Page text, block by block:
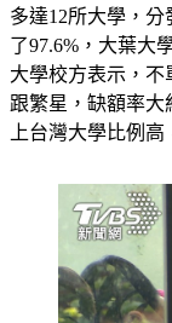
多達12所大學，分
了97.6%，大葉大
大學校方表示，
跟繁星，缺額率大
上台灣大學比例